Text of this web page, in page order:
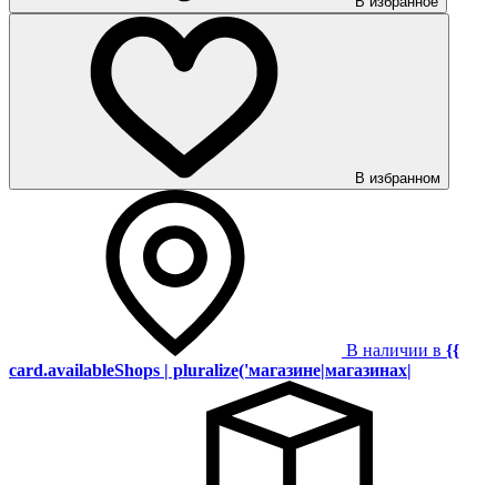
В избранном
В наличии в {{
card.availableShops | pluralize('магазине|магазинах|